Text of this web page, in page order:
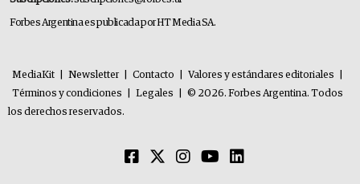
Forbes Argentina es publicada por HT Media SA.
MediaKit Newsletter Contacto Valores y estándares editoriales
Términos y condiciones
Legales
© 2026. Forbes Argentina. Todos
los derechos reservados.